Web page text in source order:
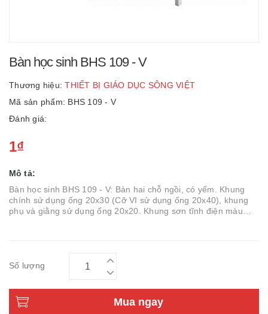
Bàn học sinh BHS 109 - V
Thương hiệu: THIẾT BỊ GIÁO DỤC SÔNG VIỆT
Mã sản phẩm: BHS 109 - V
Đánh giá:
1₫
Mô tả:
Bàn học sinh BHS 109 - V: Bàn hai chỗ ngồi, có yếm. Khung
chính sử dụng ống 20x30 (Cỡ VI sử dụng ống 20x40), khung
phụ và giằng sử dụng ống 20x20. Khung sơn tĩnh điện màu
Số lượng
Mua ngay